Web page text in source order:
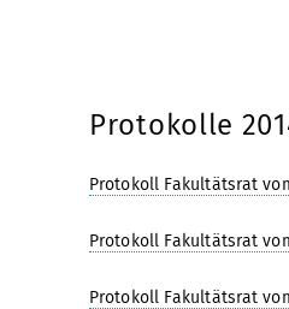
Protokolle
Protokoll Fakultätsrat
Protokoll Fakultätsrat
Protokoll Fakultätsrat